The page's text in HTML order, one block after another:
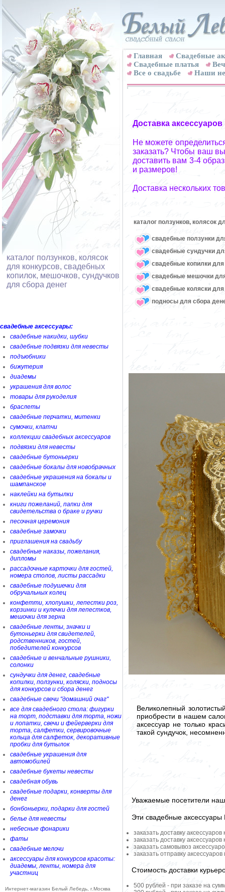
каталог ползунков, колясок
для конкурсов, свадебных
копилок, мешочков, сундучков
для сбора денег
свадебные аксессуары:
свадебные накидки, шубки
свадебные подвязки для невесты
подъюбники
бижутерия
диадемы
украшения для волос
товары для рукоделия
браслеты
свадебные перчатки, митенки
сумочки, клатчи
коллекции свадебных аксессуаров
подвязки для невесты
свадебные бутоньерки
свадебные бокалы для новобрачных
свадебные украшения на бокалы и
шампанское
наклейки на бутылки
книги пожеланий, папки для
свидетельства о браке и ручки
песочная церемония
свадебные замочки
приглашения на свадьбу
свадебные наказы, пожелания,
дипломы
рассадочные карточки для гостей,
номера столов, листы рассадки
свадебные подушечки для
обручальных колец
конфетти, хлопушки, лепестки роз,
корзинки и кулечки для лепестков,
мешочки для зерна
свадебные ленты, значки и
бутоньерки для свидетелей,
родственников, гостей,
победителей конкурсов
свадебные и венчальные рушники,
солонки
сундучки для денег, свадебные
копилки, ползунки, коляски, подносы
для конкурсов и сбора денег
свадебные свечи "домашний очаг"
все для свадебного стола: фигурки
на торт, подставки для торта, ножи
и лопатки, свечи и фейерверки для
торта, салфетки, сервировочные
кольца для салфеток, декоративные
пробки для бутылок
свадебные украшения для
автомобилей
свадебные букеты невесты
свадебная обувь
свадебные подарки, конверты для
денег
бонбоньерки, подарки для гостей
белье для невесты
небесные фонарики
фаты
свадебные мелочи
аксессуары для конкурсов красоты:
диадемы, ленты, номера для
участниц
Интернет-магазин Белый Лебедь, г.Москва
Главная
Свадебные
Cвадебные платья
Все о свадьбе
Наши
Доставка
Не можете
заказать? Чтобы ваш
доставить вам 3-4
и размеров!
Доставка нескольких
каталог ползунков, колясок
свадебные ползунки
свадебные сундучки
свадебные копилки для
свадебные мешочки
свадебные коляски для
подносы для сбора
Великолепный
приобрести в нашем
аксессуар не только
такой сундучок,
Уважаемые посетители
Эти свадебные
заказать доставку
заказать доставку
заказать самовывоз
заказать отправку
Стоимость доставки
500 рублей - при заказе на